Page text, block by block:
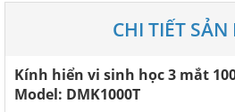
CHI TIẾT
Kính hiển vi sinh học 3 mắt
Model: DMK1000T